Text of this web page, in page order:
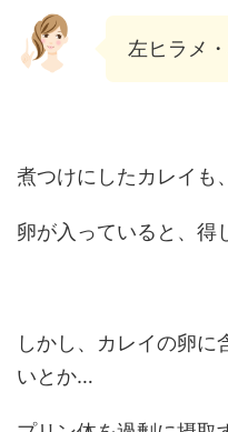
左ヒラメ
煮つけにしたカレイも
卵が入っていると、得
しかし、カレイの卵に
いとか…